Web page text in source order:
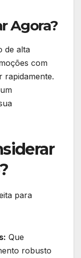
Agora?
de alta
com
rapidamente.
para
Que
robusto